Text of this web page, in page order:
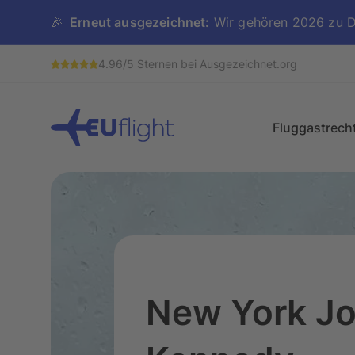
🎉 Erneut ausgezeichnet: Wir gehören 2026 zu
4.96/5 Sternen bei Ausgezeichnet.org
Header
Flugumbuchung
New York